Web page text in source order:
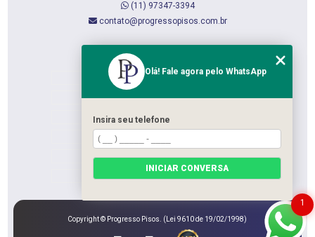
(11) 97347-3394
contato@progressopisos.com.br
QUEM SOMOS
SERVIÇOS
CATEGORIAS
Copyright © Progresso Pisos. (Lei 9610 de 19/02/1998)
1
Olá! Fale agora pelo WhatsApp
Insira seu telefone
INICIAR CONVERSA